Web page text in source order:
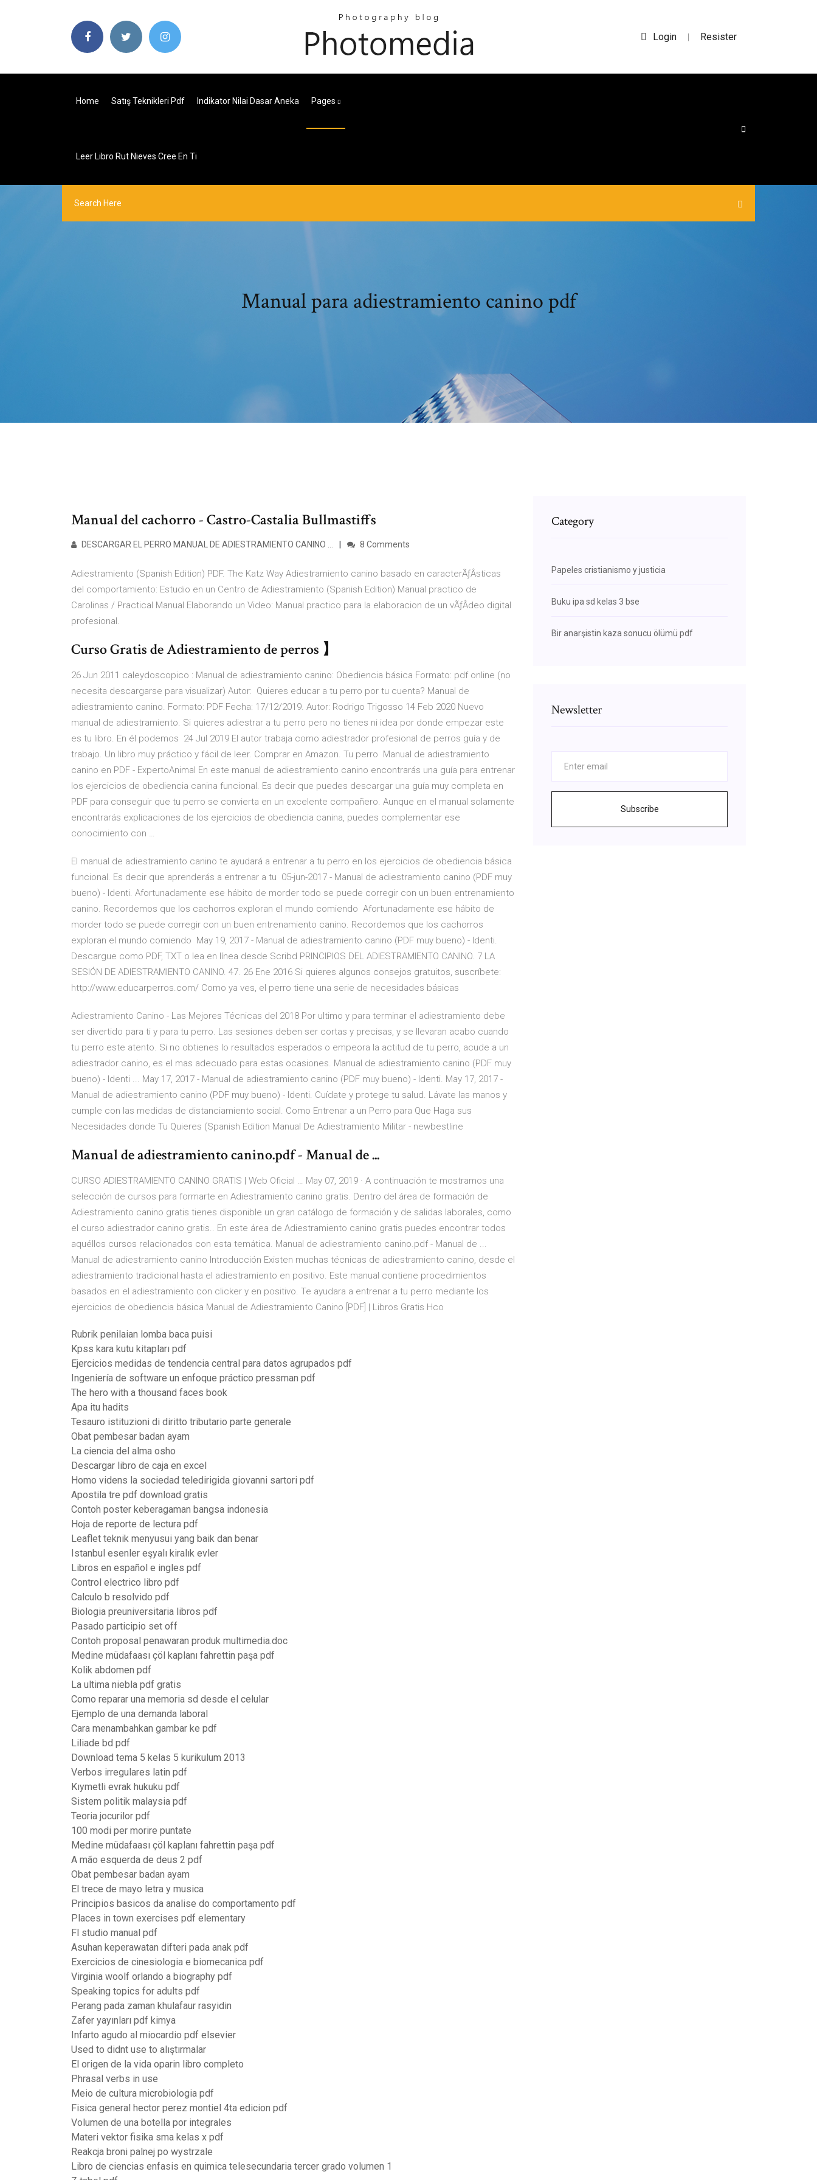
Login | Resister
Home Satış Teknikleri Pdf Indikator Nilai Dasar Aneka Pages
Leer Libro Rut Nieves Cree En Ti
Manual para adiestramiento canino pdf
Manual del cachorro - Castro-Castalia Bullmastiffs
DESCARGAR EL PERRO MANUAL DE ADIESTRAMIENTO CANINO … 8 Comments
Adiestramiento (Spanish Edition) PDF. The Katz Way Adiestramiento canino basado en caracterÃƒÂ­sticas
del comportamiento: Estudio en un Centro de Adiestramiento (Spanish Edition) Manual practico de
Carolinas / Practical Manual Elaborando un Video: Manual practico para la elaboracion de un vÃƒÂ­deo digital
profesional.
Curso Gratis de Adiestramiento de perros 】
26 Jun 2011 caleydoscopico : Manual de adiestramiento canino: Obediencia básica Formato: pdf online (no
necesita descargarse para visualizar) Autor: Quieres educar a tu perro por tu cuenta? Manual de
adiestramiento canino. Formato: PDF Fecha: 17/12/2019. Autor: Rodrigo Trigosso 14 Feb 2020 Nuevo
manual de adiestramiento. Si quieres adiestrar a tu perro pero no tienes ni idea por donde empezar este
es tu libro. En él podemos 24 Jul 2019 El autor trabaja como adiestrador profesional de perros guía y de
trabajo. Un libro muy práctico y fácil de leer. Comprar en Amazon. Tu perro Manual de adiestramiento
canino en PDF - ExpertoAnimal En este manual de adiestramiento canino encontrarás una guía para entrenar
los ejercicios de obediencia canina funcional. Es decir que puedes descargar una guía muy completa en
PDF para conseguir que tu perro se convierta en un excelente compañero. Aunque en el manual solamente
encontrarás explicaciones de los ejercicios de obediencia canina, puedes complementar ese
conocimiento con …
El manual de adiestramiento canino te ayudará a entrenar a tu perro en los ejercicios de obediencia básica
funcional. Es decir que aprenderás a entrenar a tu 05-jun-2017 - Manual de adiestramiento canino (PDF muy
bueno) - Identi. Afortunadamente ese hábito de morder todo se puede corregir con un buen entrenamiento
canino. Recordemos que los cachorros exploran el mundo comiendo Afortunadamente ese hábito de
morder todo se puede corregir con un buen entrenamiento canino. Recordemos que los cachorros
exploran el mundo comiendo May 19, 2017 - Manual de adiestramiento canino (PDF muy bueno) - Identi.
Descargue como PDF, TXT o lea en línea desde Scribd PRINCIPIOS DEL ADIESTRAMIENTO CANINO. 7 LA
SESIÓN DE ADIESTRAMIENTO CANINO. 47. 26 Ene 2016 Si quieres algunos consejos gratuitos, suscríbete:
http://www.educarperros.com/ Como ya ves, el perro tiene una serie de necesidades básicas
Adiestramiento Canino - Las Mejores Técnicas del 2018 Por ultimo y para terminar el adiestramiento debe
ser divertido para ti y para tu perro. Las sesiones deben ser cortas y precisas, y se llevaran acabo cuando
tu perro este atento. Si no obtienes lo resultados esperados o empeora la actitud de tu perro, acude a un
adiestrador canino, es el mas adecuado para estas ocasiones. Manual de adiestramiento canino (PDF muy
bueno) - Identi ... May 17, 2017 - Manual de adiestramiento canino (PDF muy bueno) - Identi. May 17, 2017 -
Manual de adiestramiento canino (PDF muy bueno) - Identi. Cuídate y protege tu salud. Lávate las manos y
cumple con las medidas de distanciamiento social. Como Entrenar a un Perro para Que Haga sus
Necesidades donde Tu Quieres (Spanish Edition Manual De Adiestramiento Militar - newbestline
Manual de adiestramiento canino.pdf - Manual de ...
CURSO ADIESTRAMIENTO CANINO GRATIS | Web Oficial … May 07, 2019 · A continuación te mostramos una
selección de cursos para formarte en Adiestramiento canino gratis. Dentro del área de formación de
Adiestramiento canino gratis tienes disponible un gran catálogo de formación y de salidas laborales, como
el curso adiestrador canino gratis.. En este área de Adiestramiento canino gratis puedes encontrar todos
aquéllos cursos relacionados con esta temática. Manual de adiestramiento canino.pdf - Manual de ...
Manual de adiestramiento canino Introducción Existen muchas técnicas de adiestramiento canino, desde el
adiestramiento tradicional hasta el adiestramiento en positivo. Este manual contiene procedimientos
basados en el adiestramiento con clicker y en positivo. Te ayudara a entrenar a tu perro mediante los
ejercicios de obediencia básica Manual de Adiestramiento Canino [PDF] | Libros Gratis Hco
Rubrik penilaian lomba baca puisi
Kpss kara kutu kitapları pdf
Ejercicios medidas de tendencia central para datos agrupados pdf
Ingeniería de software un enfoque práctico pressman pdf
The hero with a thousand faces book
Apa itu hadits
Tesauro istituzioni di diritto tributario parte generale
Obat pembesar badan ayam
La ciencia del alma osho
Descargar libro de caja en excel
Homo videns la sociedad teledirigida giovanni sartori pdf
Apostila tre pdf download gratis
Contoh poster keberagaman bangsa indonesia
Hoja de reporte de lectura pdf
Leaflet teknik menyusui yang baik dan benar
Istanbul esenler eşyalı kiralık evler
Libros en español e ingles pdf
Control electrico libro pdf
Calculo b resolvido pdf
Biologia preuniversitaria libros pdf
Pasado participio set off
Contoh proposal penawaran produk multimedia.doc
Medine müdafaası çöl kaplanı fahrettin paşa pdf
Kolik abdomen pdf
La ultima niebla pdf gratis
Como reparar una memoria sd desde el celular
Ejemplo de una demanda laboral
Cara menambahkan gambar ke pdf
Liliade bd pdf
Download tema 5 kelas 5 kurikulum 2013
Verbos irregulares latin pdf
Kıymetli evrak hukuku pdf
Sistem politik malaysia pdf
Teoria jocurilor pdf
100 modi per morire puntate
Medine müdafaası çöl kaplanı fahrettin paşa pdf
A mão esquerda de deus 2 pdf
Obat pembesar badan ayam
El trece de mayo letra y musica
Principios basicos da analise do comportamento pdf
Places in town exercises pdf elementary
Fl studio manual pdf
Asuhan keperawatan difteri pada anak pdf
Exercicios de cinesiologia e biomecanica pdf
Virginia woolf orlando a biography pdf
Speaking topics for adults pdf
Perang pada zaman khulafaur rasyidin
Zafer yayınları pdf kimya
Infarto agudo al miocardio pdf elsevier
Used to didnt use to alıştırmalar
El origen de la vida oparin libro completo
Phrasal verbs in use
Meio de cultura microbiologia pdf
Fisica general hector perez montiel 4ta edicion pdf
Volumen de una botella por integrales
Materi vektor fisika sma kelas x pdf
Reakcja broni palnej po wystrzale
Libro de ciencias enfasis en quimica telesecundaria tercer grado volumen 1
Category
Papeles cristianismo y justicia
Buku ipa sd kelas 3 bse
Bir anarşistin kaza sonucu ölümü pdf
Newsletter
Subscribe